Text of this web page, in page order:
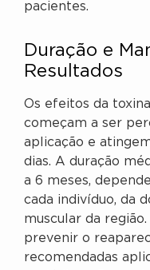
pacientes.
Duração e
Resultados
Os efeitos da
começam a ser
aplicação e
dias. A duração
a 6 meses,
cada indivíduo, da
muscular da
prevenir o
recomendadas